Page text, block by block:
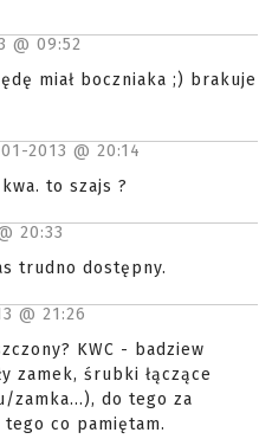
@ 09:52
miał boczniaka ;) brakuje
2013 @ 20:14
to szajs ?
20:33
trudno dostępny.
@ 21:26
KWC - badziew
zamek, śrubki łączące
zamka...), do tego za
co pamiętam.